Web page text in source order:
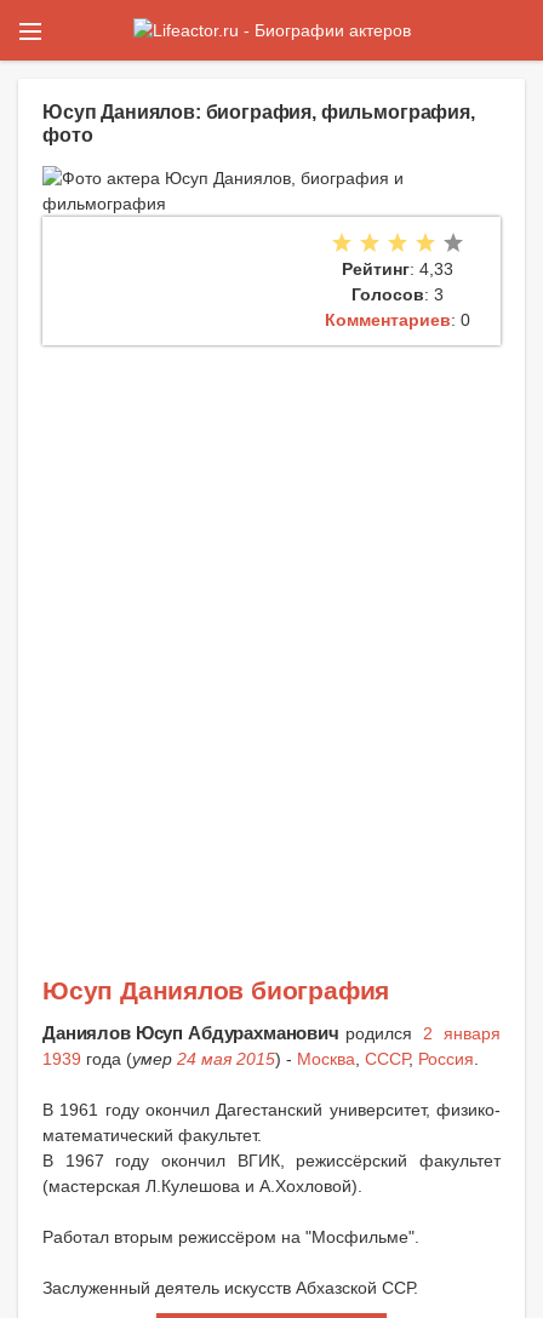
Юсуп Даниялов: биография, фильмография,
фото
Рейтинг: 4,33
Голосов: 3
Комментариев: 0
Юсуп Даниялов биография
Даниялов Юсуп Абдурахманович родился 2 января
1939 года (умер 24 мая 2015) - Москва СССР, Россия
В 1961 году окончил Дагестанский университет, физико-
математический факультет.
В 1967 году окончил ВГИК, режиссёрский факультет
(мастерская Л.Кулешова и А.Хохловой).
Работал вторым режиссёром на "Мосфильме".
Заслуженный деятель искусств Абхазской ССР.